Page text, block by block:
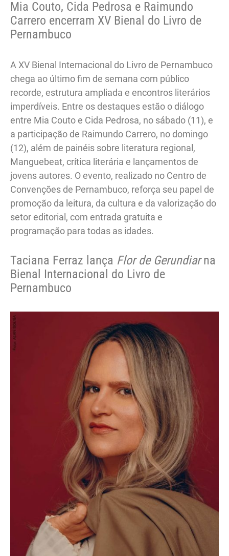
Mia Couto, Cida Pedrosa e Raimundo
Carrero encerram XV Bienal do Livro de
Pernambuco
A XV Bienal Internacional do Livro de Pernambuco
chega ao último fim de semana com público
recorde, estrutura ampliada e encontros literários
imperdíveis. Entre os destaques estão o diálogo
entre Mia Couto e Cida Pedrosa, no sábado (11), e
a participação de Raimundo Carrero, no domingo
(12), além de painéis sobre literatura regional,
Manguebeat, crítica literária e lançamentos de
jovens autores. O evento, realizado no Centro de
Convenções de Pernambuco, reforça seu papel de
promoção da leitura, da cultura e da valorização do
setor editorial, com entrada gratuita e
programação para todas as idades.
Taciana Ferraz lança Flor de Gerundiarna
Bienal Internacional do Livro de
Pernambuco